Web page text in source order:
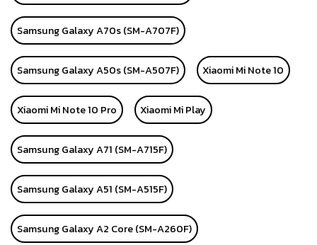
Samsung Galaxy A70s (SM-A707F)
Samsung Galaxy A50s (SM-A507F) Xiaomi Mi Note 10
Xiaomi Mi Note 10 Pro Xiaomi Mi Play
Samsung Galaxy A71 (SM-A715F)
Samsung Galaxy A51 (SM-A515F)
Samsung Galaxy A2 Core (SM-A260F)